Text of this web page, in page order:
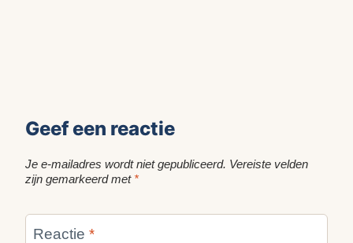
Geef een reactie
Je e-mailadres wordt niet gepubliceerd. Vereiste velden
zijn gemarkeerd met *
Reactie *